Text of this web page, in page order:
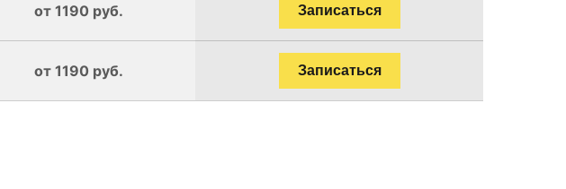
от 1190 руб. Записаться
от 1190 руб. Записаться